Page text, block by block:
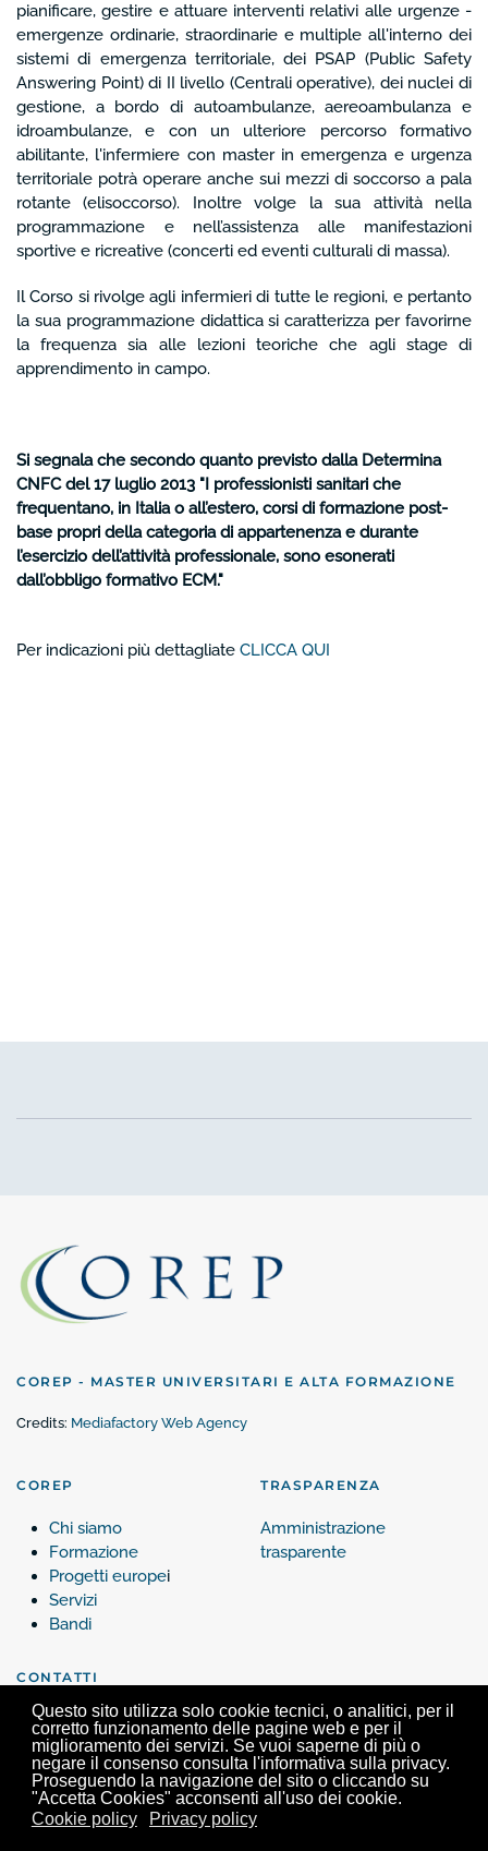
Questo sito utilizza solo cookie tecnici, o analitici, per il
corretto funzionamento delle pagine web e per il
miglioramento dei servizi. Se vuoi saperne di più o
negare il consenso consulta l'informativa sulla privacy.
Proseguendo la navigazione del sito o cliccando su
"Accetta Cookies" acconsenti all'uso dei cookie.
Cookie policy
Privacy policy
pianificare, gestire e attuare interventi relativi alle urgenze -
emergenze ordinarie, straordinarie e multiple all'interno dei
sistemi di emergenza territoriale, dei PSAP (Public Safety
Answering Point) di II livello (Centrali operative), dei nuclei di
gestione, a bordo di autoambulanze, aereoambulanza e
idroambulanze, e con un ulteriore percorso formativo
abilitante, l'infermiere con master in emergenza e urgenza
territoriale potrà operare anche sui mezzi di soccorso a pala
rotante (elisoccorso). Inoltre volge la sua attività nella
programmazione e nell’assistenza alle manifestazioni
sportive e ricreative (concerti ed eventi culturali di massa).
Il Corso si rivolge agli infermieri di tutte le regioni, e pertanto
la sua programmazione didattica si caratterizza per favorirne
la frequenza sia alle lezioni teoriche che agli stage di
apprendimento in campo.
Si segnala che secondo quanto previsto dalla Determina
CNFC del 17 luglio 2013 "I professionisti sanitari che
frequentano, in Italia o all’estero, corsi di formazione post-
base propri della categoria di appartenenza e durante
l’esercizio dell’attività professionale, sono esonerati
dall’obbligo formativo ECM."
Per indicazioni più dettagliate CLICCA QUI
COREP - MASTER UNIVERSITARI E ALTA FORMAZIONE
Credits: Mediafactory Web Agency
COREP
Chi siamo
Formazione
Progetti europei
Servizi
Bandi
TRASPARENZA
Amministrazione
trasparente
CONTATTI
Contattaci
Corep, Via Verdi 25 - 10124 Torino - Tel. +39 011 63.99.200 -